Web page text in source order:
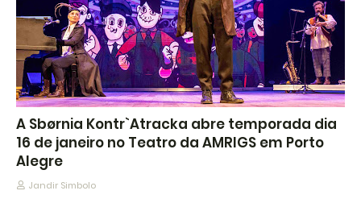
A Sbørnia Kontr`Atracka abre temporada dia
16 de janeiro no Teatro da AMRIGS em Porto
Alegre
Jandir Simbolo